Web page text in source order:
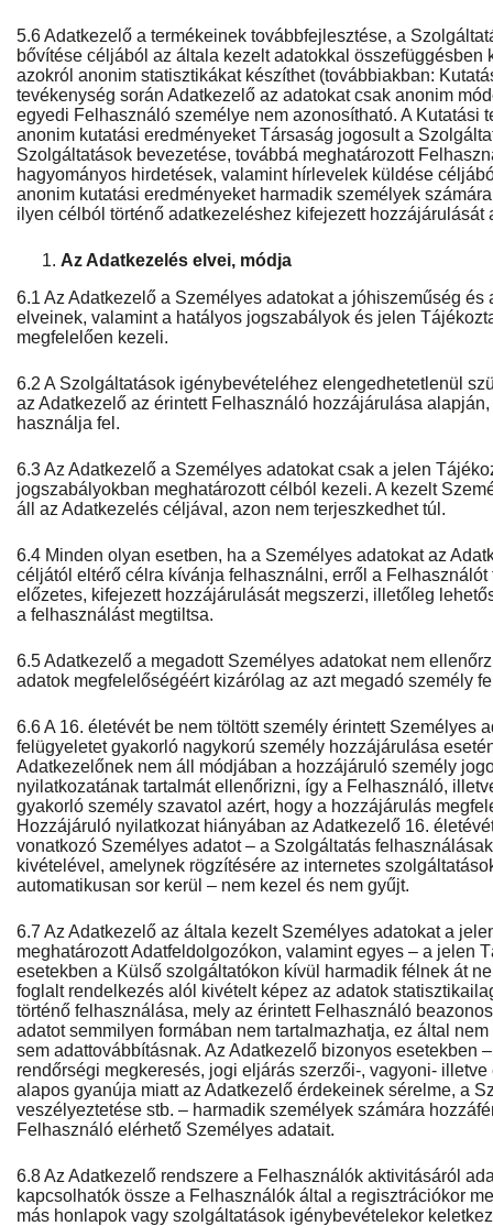
5.6 Adatkezelő a termékeinek továbbfejlesztése, a
bővítése céljából az általa kezelt adatokkal összefüggésben
azokról anonim statisztikákat készíthet (továbbiakban:
tevékenység során Adatkezelő az adatokat csak anonim
egyedi Felhasználó személye nem azonosítható. A Kutatási
anonim kutatási eredményeket Társaság jogosult a
Szolgáltatások bevezetése, továbbá meghatározott
hagyományos hirdetések, valamint hírlevelek küldése
anonim kutatási eredményeket harmadik személyek
ilyen célból történő adatkezeléshez kifejezett hozzájárulását
Az Adatkezelés elvei, módja
6.1 Az Adatkezelő a Személyes adatokat a jóhiszeműség és
elveinek, valamint a hatályos jogszabályok és jelen
megfelelően kezeli.
6.2 A Szolgáltatások igénybevételéhez elengedhetetlenül
az Adatkezelő az érintett Felhasználó hozzájárulása
használja fel.
6.3 Az Adatkezelő a Személyes adatokat csak a jelen
jogszabályokban meghatározott célból kezeli. A kezelt
áll az Adatkezelés céljával, azon nem terjeszkedhet túl.
6.4 Minden olyan esetben, ha a Személyes adatokat az
céljától eltérő célra kívánja felhasználni, erről a Felhasználót
előzetes, kifejezett hozzájárulását megszerzi, illetőleg
a felhasználást megtiltsa.
6.5 Adatkezelő a megadott Személyes adatokat nem
adatok megfelelőségéért kizárólag az azt megadó személy
6.6 A 16. életévét be nem töltött személy érintett Személyes
felügyeletet gyakorló nagykorú személy hozzájárulása
Adatkezelőnek nem áll módjában a hozzájáruló személy
nyilatkozatának tartalmát ellenőrizni, így a Felhasználó,
gyakorló személy szavatol azért, hogy a hozzájárulás
Hozzájáruló nyilatkozat hiányában az Adatkezelő 16.
vonatkozó Személyes adatot – a Szolgáltatás
kivételével, amelynek rögzítésére az internetes
automatikusan sor kerül – nem kezel és nem gyűjt.
6.7 Az Adatkezelő az általa kezelt Személyes adatokat a
meghatározott Adatfeldolgozókon, valamint egyes – a jelen
esetekben a Külső szolgáltatókon kívül harmadik félnek át
foglalt rendelkezés alól kivételt képez az adatok
történő felhasználása, mely az érintett Felhasználó
adatot semmilyen formában nem tartalmazhatja, ez által
sem adattovábbításnak. Az Adatkezelő bizonyos esetekben
rendőrségi megkeresés, jogi eljárás szerzői-, vagyoni-
alapos gyanúja miatt az Adatkezelő érdekeinek sérelme, a
veszélyeztetése stb. – harmadik személyek számára
Felhasználó elérhető Személyes adatait.
6.8 Az Adatkezelő rendszere a Felhasználók aktivitásáról
kapcsolhatók össze a Felhasználók által a regisztrációkor
más honlapok vagy szolgáltatások igénybevételekor